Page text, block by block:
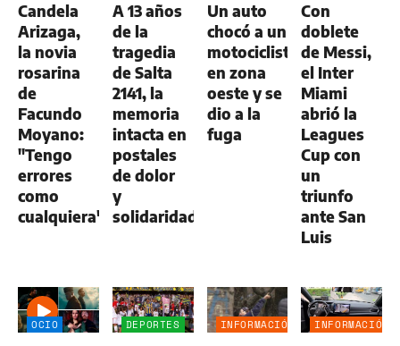
Candela
Arizaga,
la novia
rosarina
de
Facundo
Moyano:
"Tengo
errores
como
cualquiera"
A 13 años
de la
tragedia
de Salta
2141, la
memoria
intacta en
postales
de dolor
y
solidaridad
Un auto
chocó a un
motociclista
en zona
oeste y se
dio a la
fuga
Con
doblete
de Messi,
el Inter
Miami
abrió la
Leagues
Cup con
un
triunfo
ante San
Luis
OCIO DEPORTES
INFORMACIÓN
INFORMACIÓN